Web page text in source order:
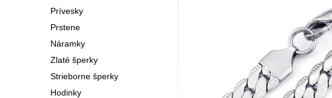
Prívesky
Prstene
Náramky
Zlaté šperky
Strieborne šperky
Hodinky